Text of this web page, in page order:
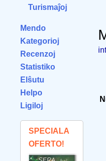
Turismaĵoj
Mendo
Kategorioj
Recenzoj
Statistiko
Elŝutu
Helpo
Ligiloj
SPECIALA
OFERTO!